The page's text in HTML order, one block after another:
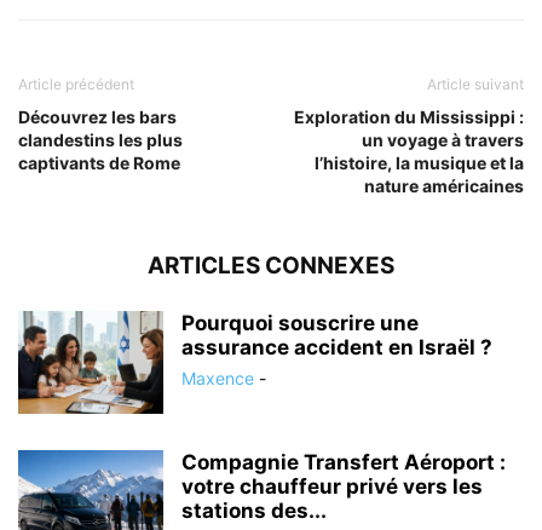
Article précédent
Découvrez les bars
clandestins les plus
captivants de Rome
Article suivant
Exploration du Mississippi :
un voyage à travers
l’histoire, la musique et la
nature américaines
ARTICLES CONNEXES
Pourquoi souscrire une
assurance accident en Israël ?
Maxence -
Compagnie Transfert Aéroport :
votre chauffeur privé vers les
stations des...